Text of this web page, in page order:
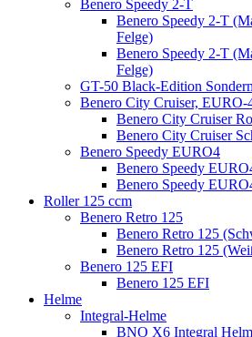
Benero Speedy 2-T
Benero Speedy 2-T
Felge)
Benero Speedy 2-T
Felge)
GT-50 Black-Edition
Benero City Cruiser, EURO-
Benero City Cruiser
Benero City Cruiser
Benero Speedy EURO4
Benero Speedy
Benero Speedy
Roller 125 ccm
Benero Retro 125
Benero Retro 125
Benero Retro 125
Benero 125 EFI
Benero 125 EFI
Helme
Integral-Helme
BNO X6 Integral